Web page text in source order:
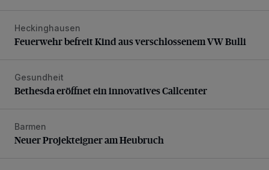
Feuerwehr befreit Kind aus verschlossenem VW Bulli
Heckinghausen
Feuerwehr befreit Kind aus verschlossenem VW Bulli
Bethesda eröffnet ein innovatives Callcenter
Gesundheit
Bethesda eröffnet ein innovatives Callcenter
Neuer Projekteigner am Heubruch
Barmen
Neuer Projekteigner am Heubruch